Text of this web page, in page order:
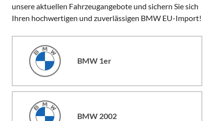
unsere aktuellen Fahrzeugangebote und sichern Sie sich
Ihren hochwertigen und zuverlässigen BMW EU-Import!
BMW 1er
BMW 2002